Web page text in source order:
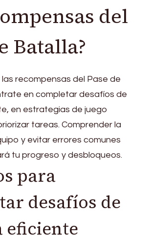
del
Batalla?
las recompensas del Pase de
en completar desafíos de
en estrategias de juego
tareas. Comprender la
y evitar errores comunes
tu progreso y desbloqueos.
para
desafíos de
eficiente